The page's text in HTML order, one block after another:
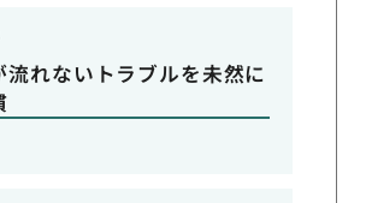
流れないトラブルを未然に